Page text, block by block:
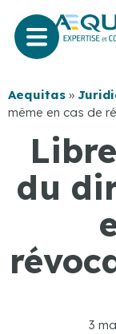
Aequitas »
même en cas de
du
3